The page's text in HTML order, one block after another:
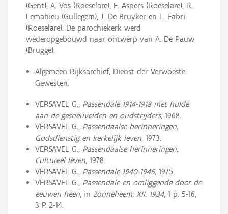
(Gent), A. Vos (Roeselare), E. Aspers (Roeselare), R.
Lemahieu (Gullegem), J. De Bruyker en L. Fabri
(Roeselare). De parochiekerk werd
wederopgebouwd naar ontwerp van A. De Pauw
(Brugge).
Algemeen Rijksarchief, Dienst der Verwoeste
Gewesten.
VERSAVEL G., Passendale 1914-1918 met hulde
aan de gesneuvelden en oudstrijders, 1968.
VERSAVEL G., Passendaalse herinneringen,
Godsdienstig en kerkelijk leven, 1973.
VERSAVEL G., Passendaalse herinneringen,
Cultureel leven, 1978.
VERSAVEL G., Passendale 1940-1945, 1975.
VERSAVEL G., Passendale en omliggende door de
eeuwen heen, in Zonneheem, XII, 1934, 1 p. 5-16,
3 P. 2-14.